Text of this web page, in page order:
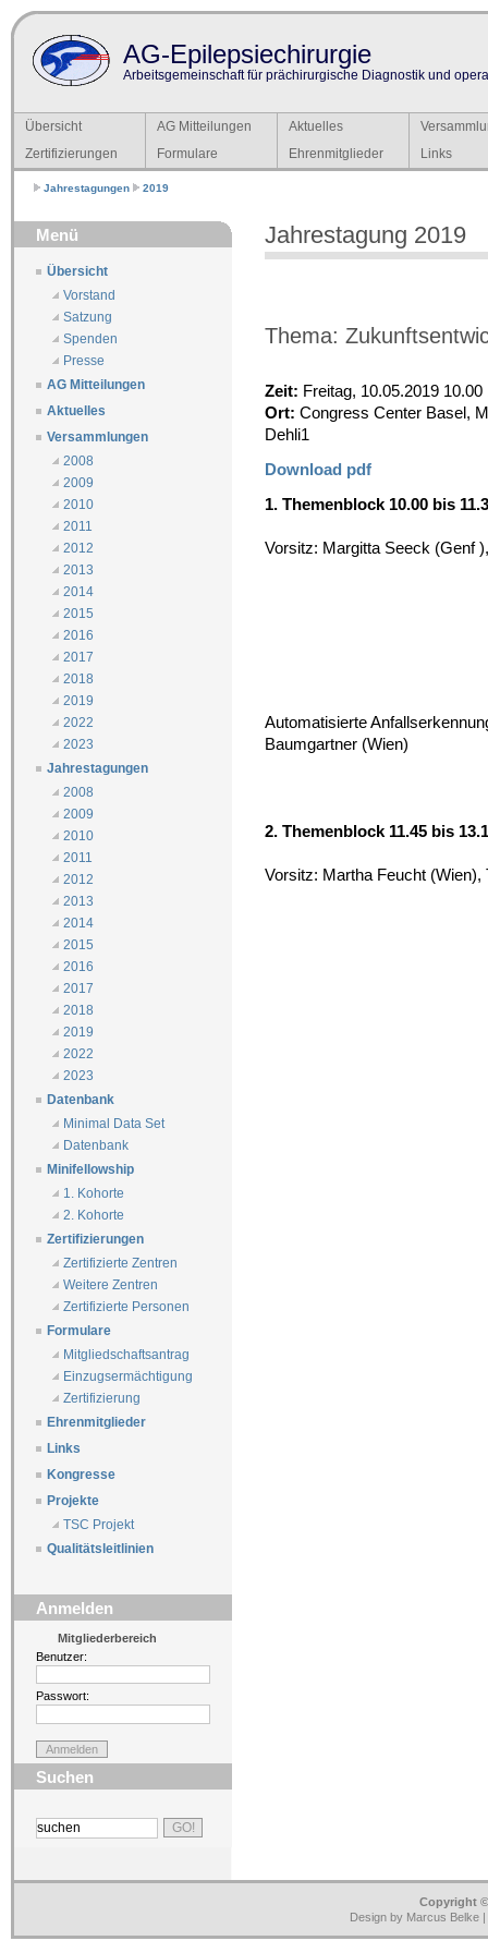
AG-Epilepsiechirurgie
Arbeitsgemeinschaft für prächirurgische Diagnostik und
Übersicht AG Mitteilungen Aktuelles
Zertifizierungen
Formulare Ehrenmitglieder Links
Jahrestagungen 2019
Menü
Übersicht
Vorstand
Satzung
Spenden
Presse
AG Mitteilungen
Aktuelles
Versammlungen
2008
2009
2010
2011
2012
2013
2014
2015
2016
2017
2018
2019
2022
2023
Jahrestagungen
2008
2009
2010
2011
2012
2013
2014
2015
2016
2017
2018
2019
2022
2023
Datenbank
Minimal Data Set
Datenbank
Minifellowship
1. Kohorte
2. Kohorte
Zertifizierungen
Zertifizierte Zentren
Weitere Zentren
Zertifizierte Personen
Formulare
Mitgliedschaftsantrag
Einzugsermächtigung
Zertifizierung
Ehrenmitglieder
Links
Kongresse
Projekte
TSC Projekt
Qualitätsleitlinien
Anmelden
Mitgliederbereich
Benutzer:
Passwort:
Suchen
Jahrestagung 2019
Thema:
Zeit: Freitag, 10.05.2019 10.00
Ort: Congress Center Basel,
Dehli1
Download pdf
1. Themenblock 10.00 bis
Vorsitz: Margitta Seeck (Genf
Automatisierte
Baumgartner (Wien)
2. Themenblock 11.45 bis
Vorsitz: Martha Feucht (Wien),
Copyright
Design by Marcus Belke